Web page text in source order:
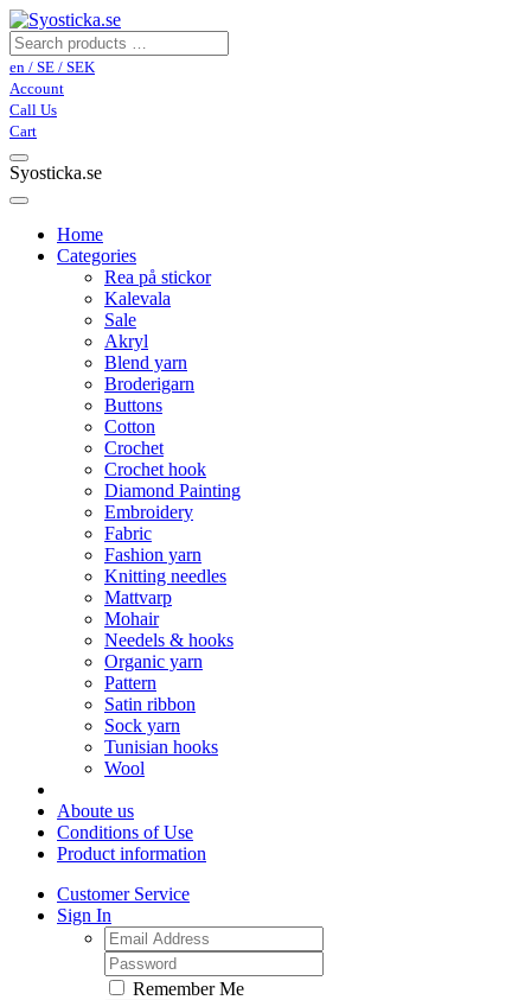
en / SE / SEK
Account
Call Us
Cart
Syosticka.se
Home
Categories
Rea på stickor
Kalevala
Sale
Akryl
Blend yarn
Broderigarn
Buttons
Cotton
Crochet
Crochet hook
Diamond Painting
Embroidery
Fabric
Fashion yarn
Knitting needles
Mattvarp
Mohair
Needels & hooks
Organic yarn
Pattern
Satin ribbon
Sock yarn
Tunisian hooks
Wool
Aboute us
Conditions of Use
Product information
Customer Service
Sign In
Remember Me